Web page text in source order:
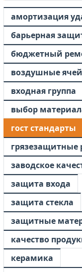
амортизация
барьерная
бюджетный
воздушные
входная группа
выбор
гост стандарты
грязезащитные
заводское
защита входа
защита стекла
защитные
качество
керамика